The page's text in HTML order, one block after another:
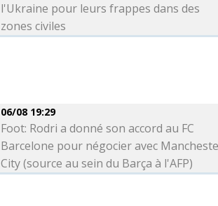
l'Ukraine pour leurs frappes dans des
zones civiles
06/08 19:29
Foot: Rodri a donné son accord au FC
Barcelone pour négocier avec
City (source au sein du Barça à l'AFP)